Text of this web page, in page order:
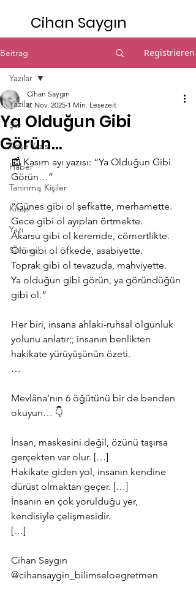
Cihan Saygın
Beitrag Registrieren
Yazılar
Şiir
Köşe Yazısı
Haber
Tanınmış Kişiler
Kitap
Yazı
Seminer
Yazılar
Ya Olduğun Gibi
Görün…
Cihan Saygın
6. Nov. 2025 1 Min. Lesezeit
📰 Kasım ayı yazısı: “Ya Olduğun Gibi
Görün…”
“Günes gibi ol şefkatte, merhamette.
Gece gibi ol ayıpları örtmekte.
Akarsu gibi ol keremde, cömertlikte.
Ölü gibi ol öfkede, asabiyette.
Toprak gibi ol tevazuda, mahviyette.
Ya olduğun gibi görün, ya göründüğün
gibi ol.”
Her biri, insana ahlaki-ruhsal olgunluk
yolunu anlatır;; insanın benlikten
hakikate yürüyüşünün özeti.
…
Mevlâna’nın 6 öğütünü bir de benden
okuyun… 👇
İnsan, maskesini değil, özünü taşırsa
gerçekten var olur. […]
Hakikate giden yol, insanın kendine
dürüst olmaktan geçer. […]
İnsanın en çok yorulduğu yer,
kendisiyle çelişmesidir.
[…]
Cihan Saygın
@cihansaygin_bilimseloegretmen